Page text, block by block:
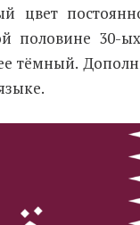
цвет
половине 30-
тёмный.